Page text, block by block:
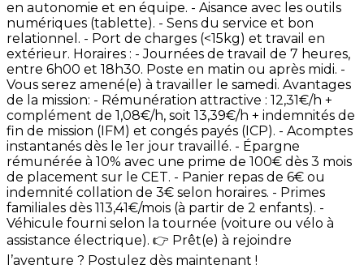
en autonomie et en équipe. - Aisance avec les outils
numériques (tablette). - Sens du service et bon
relationnel. - Port de charges (<15kg) et travail en
extérieur. Horaires : -Journées de travail de 7 heures,
entre 6h00 et 18h30. Poste en matin ou après midi. -
Vous serez amené(e) à travailler le samedi. Avantages
de la mission: - Rémunération attractive : 12,31€/h +
complément de 1,08€/h, soit 13,39€/h + indemnités de
fin de mission (IFM) et congés payés (ICP). - Acomptes
instantanés dès le 1er jour travaillé. - Épargne
rémunérée à 10% avec une prime de 100€ dès 3 mois
de placement sur le CET. - Panier repas de 6€ ou
indemnité collation de 3€ selon horaires. - Primes
familiales dès 113,41€/mois (à partir de 2 enfants). -
Véhicule fourni selon la tournée (voiture ou vélo à
assistance électrique). 👉 Prêt(e) à rejoindre
l’aventure ? Postulez dès maintenant !